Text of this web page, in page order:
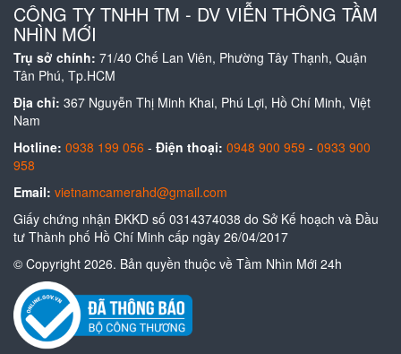
CÔNG TY TNHH TM - DV VIỄN THÔNG TẦM
NHÌN MỚI
Trụ sở chính: 71/40 Chế Lan Viên, Phường Tây Thạnh, Quận
Tân Phú, Tp.HCM
Địa chỉ: 367 Nguyễn Thị Minh Khai, Phú Lợi, Hồ Chí Minh, Việt
Nam
Hotline: 0938 199 056 - Điện thoại: 0948 900 959 - 0933 900
958
Email: vietnamcamerahd@gmail.com
Giấy chứng nhận ĐKKD số 0314374038 do Sở Kế hoạch và Đầu
tư Thành phố Hồ Chí Minh cấp ngày 26/04/2017
© Copyright 2026. Bản quyền thuộc về Tầm Nhìn Mới 24h